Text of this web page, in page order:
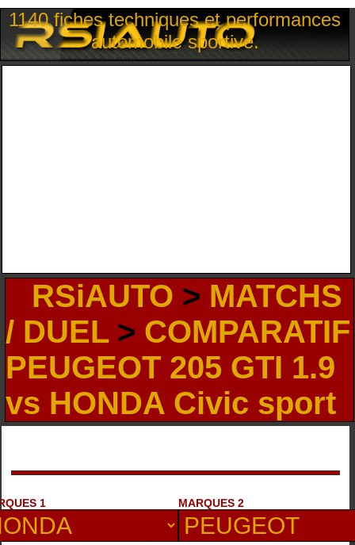
1140 fiches techniques et performances
automobile sportive.
RSiAUTO > MATCHS
/ DUEL> COMPARATIF
PEUGEOT 205 GTI 1.9
vs HONDA Civic sport
1 MARQUES 2